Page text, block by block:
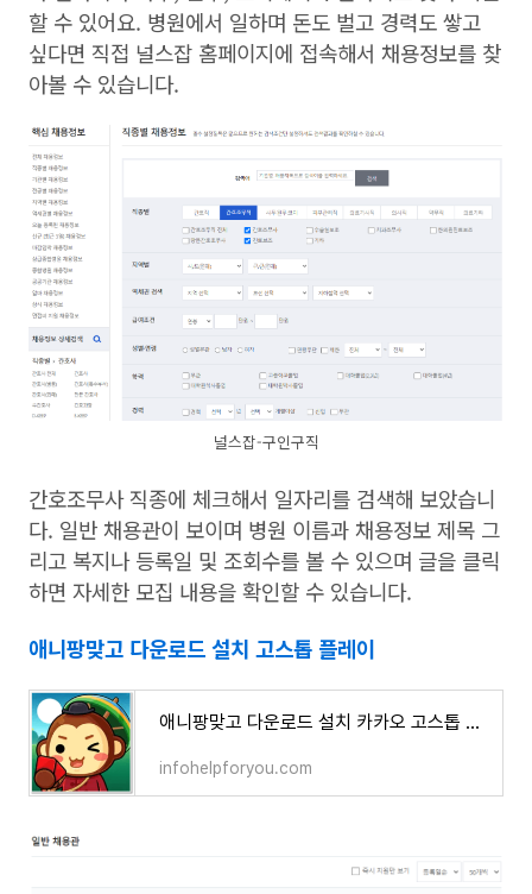
할 수 있어요. 병원에서 일하며 돈도 벌고 경력도 쌓고
싶다면 직접 널스잡 홈페이지에 접속해서 채용정보를 찾
아볼 수 있습니다.
널스잡-구인구직
간호조무사 직종에 체크해서 일자리를 검색해 보았습니
다. 일반 채용관이 보이며 병원 이름과 채용정보 제목 그
리고 복지나 등록일 및 조회수를 볼 수 있으며 글을 클릭
하면 자세한 모집 내용을 확인할 수 있습니다.
애니팡맞고 다운로드 설치 고스톱 플레이
애니팡맞고 다운로드 설치 카카오 고스톱 게임하기
infohelpforyou.com